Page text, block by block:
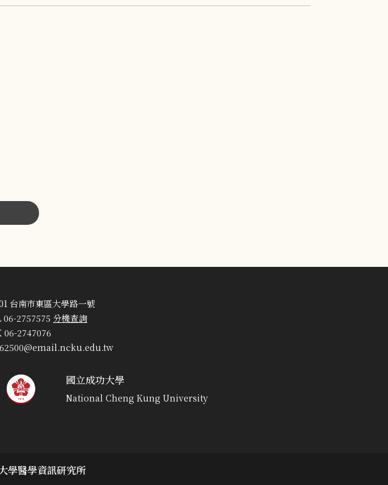
台南市東區大學路一號
06-2757575 分機查詢
06-2747076
國立成功大學
National Cheng Kung University
醫學資訊研究所